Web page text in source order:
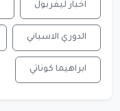
اخبار ليفربول
الدوري الاسباني
ابراهيما كوناتي